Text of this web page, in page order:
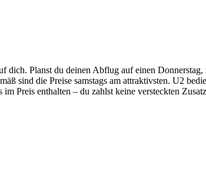
Planst du deinen Abflug auf einen
sind die Preise samstags am attraktivsten. U2
Preis enthalten – du zahlst keine versteckten